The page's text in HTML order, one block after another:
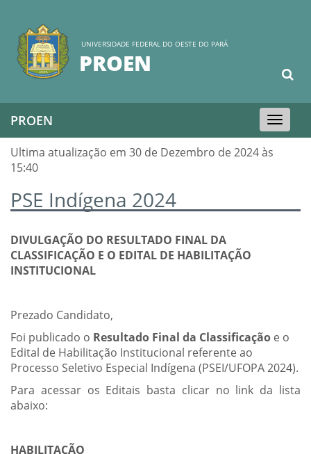
UNIVERSIDADE FEDERAL DO OESTE DO PARÁ
PROEN
Toggle
navigation
PROEN
Ultima atualização em 30 de Dezembro de 2024 às
15:40
PSE Indígena 2024
DIVULGAÇÃO DO RESULTADO FINAL DA
CLASSIFICAÇÃO E O EDITAL DE HABILITAÇÃO
INSTITUCIONAL
Prezado Candidato,
Foi publicado o Resultado Final da Classificação e o
Edital de Habilitação Institucional referente ao
Processo Seletivo Especial Indígena (PSEI/UFOPA 2024).
Para acessar os Editais basta clicar no link da lista
abaixo:
HABILITAÇÃO